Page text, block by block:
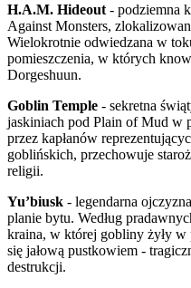
H.A.M. Hideout - podziemna
Against Monsters,
Wielokrotnie odwiedzana w
pomieszczenia, w których
Dorgeshuun.
Goblin Temple - sekretna
jaskiniach pod Plain of Mud w
przez kapłanów
goblińskich, przechowuje
religii.
Yu’biusk - legendarna
planie bytu. Według
kraina, w której gobliny żyły w
się jałową pustkowiem -
destrukcji.